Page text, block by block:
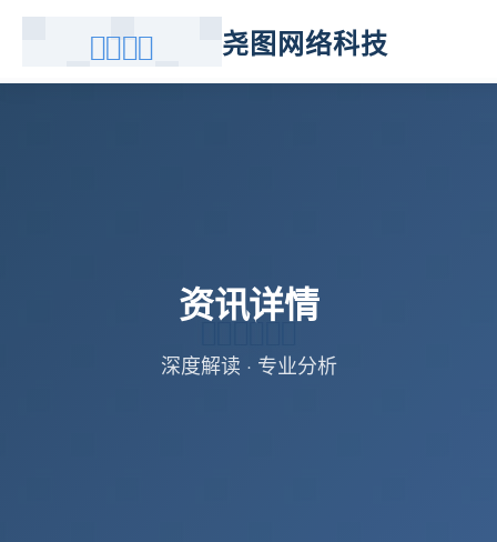
尧图网络科技
资讯详情
深度解读 · 专业分析